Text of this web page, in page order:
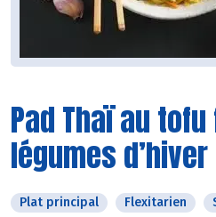
Pad Thaï au
légumes d’hiver
Plat principal Flexitarien